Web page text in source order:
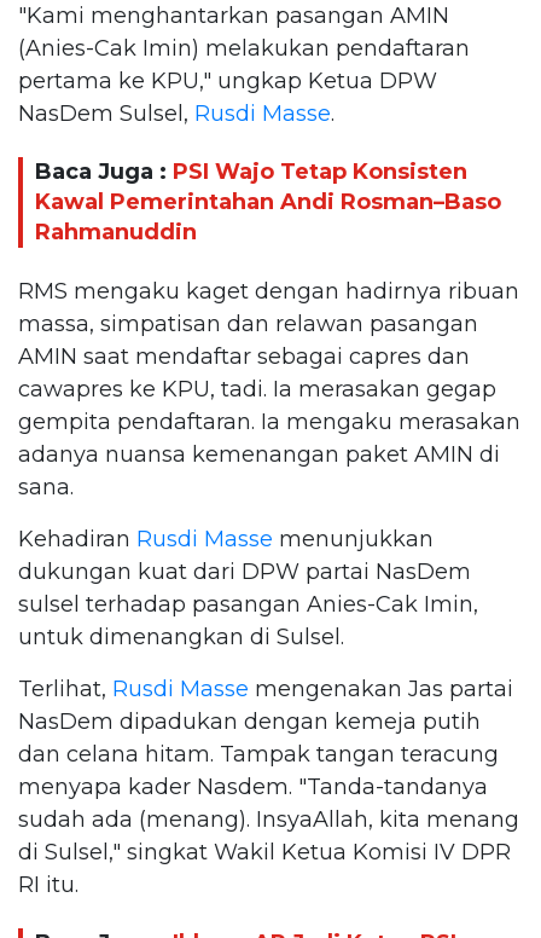
"Kami menghantarkan pasangan AMIN
(Anies-Cak Imin) melakukan pendaftaran
pertama ke KPU," ungkap Ketua DPW
NasDem Sulsel, Rusdi Masse.
Baca Juga : PSI Wajo Tetap Konsisten
Kawal Pemerintahan Andi Rosman–Baso
Rahmanuddin
RMS mengaku kaget dengan hadirnya ribuan
massa, simpatisan dan relawan pasangan
AMIN saat mendaftar sebagai capres dan
cawapres ke KPU, tadi. Ia merasakan gegap
gempita pendaftaran. Ia mengaku merasakan
adanya nuansa kemenangan paket AMIN di
sana.
Kehadiran Rusdi Masse menunjukkan
dukungan kuat dari DPW partai NasDem
sulsel terhadap pasangan Anies-Cak Imin,
untuk dimenangkan di Sulsel.
Terlihat, Rusdi Masse mengenakan Jas partai
NasDem dipadukan dengan kemeja putih
dan celana hitam. Tampak tangan teracung
menyapa kader Nasdem. "Tanda-tandanya
sudah ada (menang). InsyaAllah, kita menang
di Sulsel," singkat Wakil Ketua Komisi IV DPR
RI itu.